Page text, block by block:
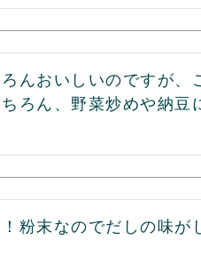
んおいしいのですが、
ろん、野菜炒めや納豆
粉末なのでだしの味が